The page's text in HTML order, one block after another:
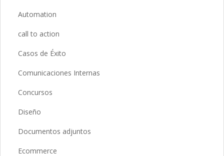
Automation
call to action
Casos de Éxito
Comunicaciones Internas
Concursos
Diseño
Documentos adjuntos
Ecommerce